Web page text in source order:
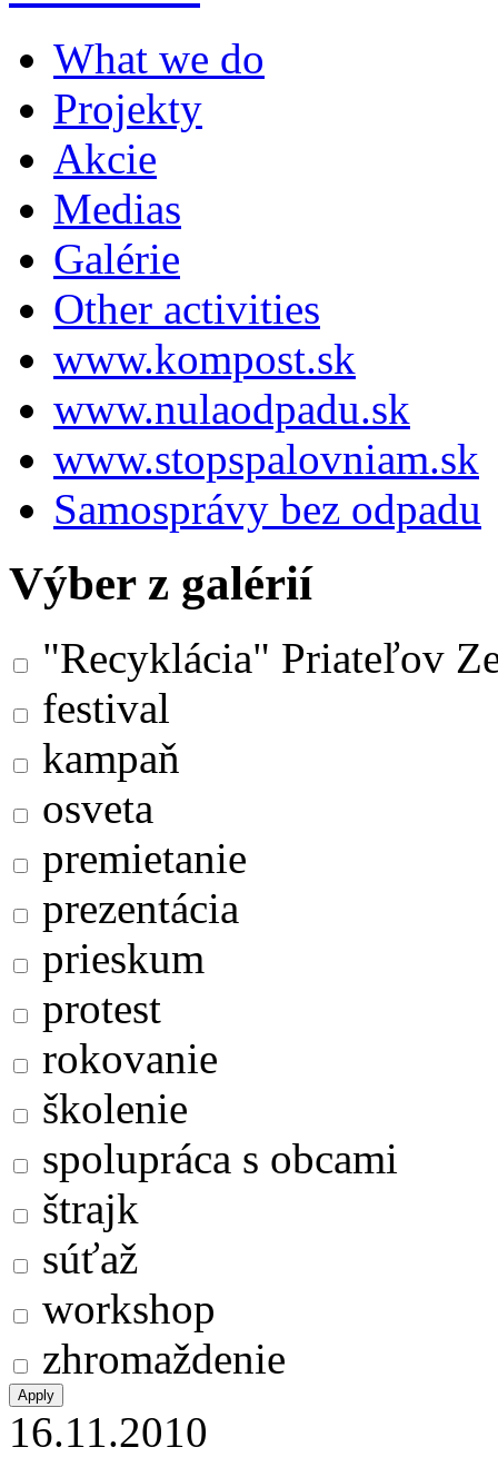
What we do
Projekty
Akcie
Medias
Galérie
Other activities
www.kompost.sk
www.nulaodpadu.sk
www.stopspalovniam.sk
Samosprávy bez odpadu
Výber z galérií
"Recyklácia" Priateľov
festival
kampaň
osveta
premietanie
prezentácia
prieskum
protest
rokovanie
školenie
spolupráca s obcami
štrajk
súťaž
workshop
zhromaždenie
16.11.2010